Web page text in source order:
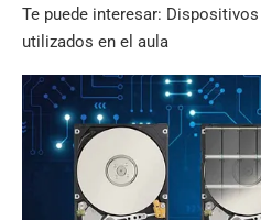
Te puede interesar:
utilizados en el aula